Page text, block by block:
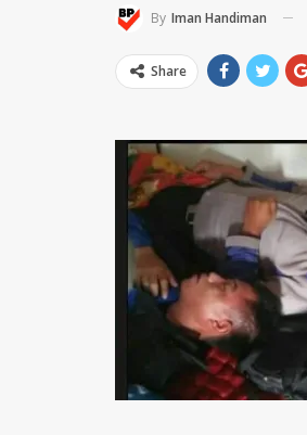
By Iman Handiman
Share